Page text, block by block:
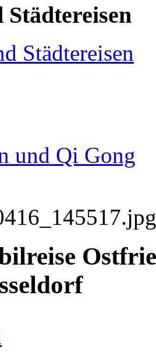
Städtereisen
und Qi Gong